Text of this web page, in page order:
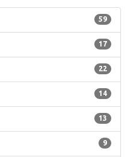
59
17
22
14
13
9